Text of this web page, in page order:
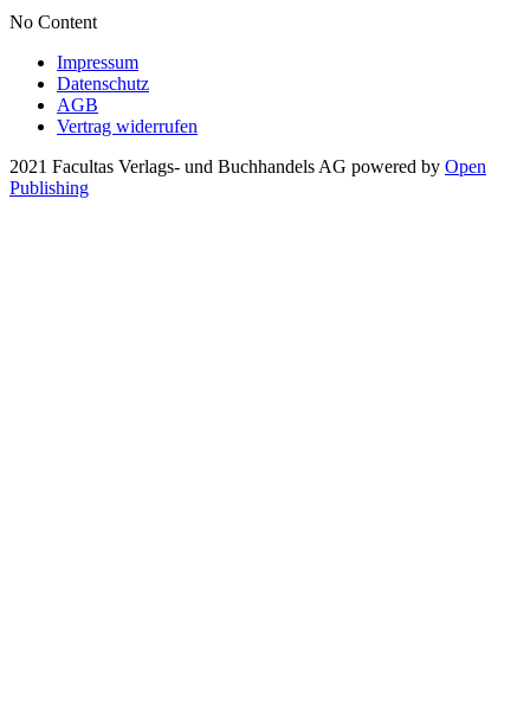
No Content
Impressum
Datenschutz
AGB
Vertrag widerrufen
2021 Facultas Verlags- und Buchhandels AG powered by Open
Publishing